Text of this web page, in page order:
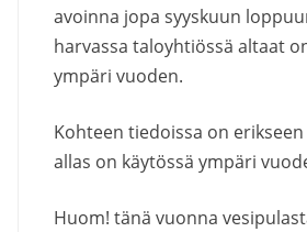
avoinna jopa syyskuun
harvassa taloyhtiössä altaat
ympäri vuoden.
Kohteen tiedoissa on
allas on käytössä ympäri
Huom! tänä vuonna